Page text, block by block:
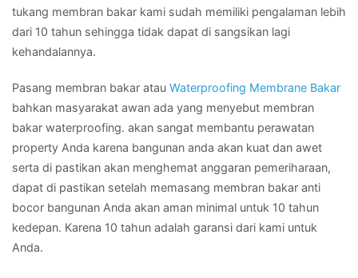
tukang membran bakar kami sudah memiliki pengalaman lebih
dari 10 tahun sehingga tidak dapat di sangsikan lagi
kehandalannya.
Pasang membran bakar atau Waterproofing Membrane Bakar
bahkan masyarakat awan ada yang menyebut membran
bakar waterproofing. akan sangat membantu perawatan
property Anda karena bangunan anda akan kuat dan awet
serta di pastikan akan menghemat anggaran pemeriharaan,
dapat di pastikan setelah memasang membran bakar anti
bocor bangunan Anda akan aman minimal untuk 10 tahun
kedepan. Karena 10 tahun adalah garansi dari kami untuk
Anda.